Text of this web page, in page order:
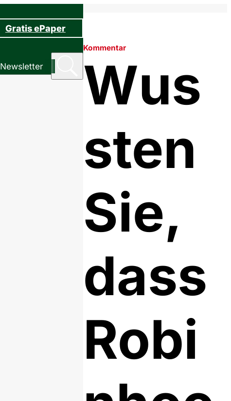
Gratis ePaper
Newsletter
Kommentar
Wus
sten
Sie,
dass
Robi